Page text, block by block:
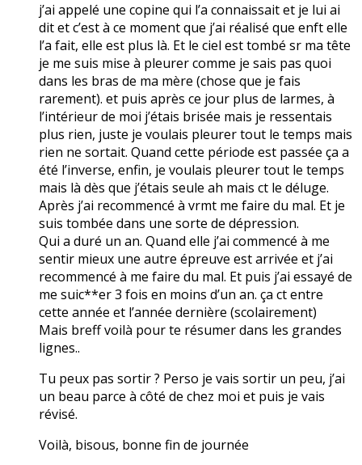
j’ai appelé une copine qui l’a connaissait et je lui ai
dit et c’est à ce moment que j’ai réalisé que enft elle
l’a fait, elle est plus là. Et le ciel est tombé sr ma tête
je me suis mise à pleurer comme je sais pas quoi
dans les bras de ma mère (chose que je fais
rarement). et puis après ce jour plus de larmes, à
l’intérieur de moi j’étais brisée mais je ressentais
plus rien, juste je voulais pleurer tout le temps mais
rien ne sortait. Quand cette période est passée ça a
été l’inverse, enfin, je voulais pleurer tout le temps
mais là dès que j’étais seule ah mais ct le déluge.
Après j’ai recommencé à vrmt me faire du mal. Et je
suis tombée dans une sorte de dépression.
Qui a duré un an. Quand elle j’ai commencé à me
sentir mieux une autre épreuve est arrivée et j’ai
recommencé à me faire du mal. Et puis j’ai essayé de
me suic**er 3 fois en moins d’un an. ça ct entre
cette année et l’année dernière (scolairement)
Mais breff voilà pour te résumer dans les grandes
lignes..
Tu peux pas sortir ? Perso je vais sortir un peu, j’ai
un beau parce à côté de chez moi et puis je vais
révisé.
Voilà, bisous, bonne fin de journée